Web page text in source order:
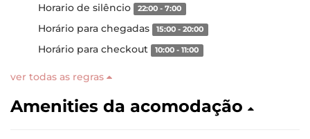
Horario de silêncio 22:00 - 7:00
Horário para chegadas 15:00 - 20:00
Horário para checkout 10:00 - 11:00
ver todas as regras
Amenities da acomodação